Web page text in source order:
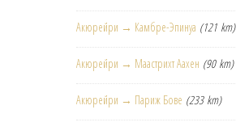
Акюрейри → Камбре-Эпинуа (121 km)
Акюрейри → Маастрихт Аахен (90 km)
Акюрейри → Париж Бове (233 km)